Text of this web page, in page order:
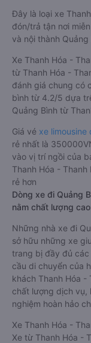
Đây là loại xe
đón/trả tận nơi
và nội thành
Xe Thanh Hóa -
từ Thanh Hóa -
đánh giá chung có
bình từ 4.2/5 dựa
Quảng Bình từ
Giá vé xe limousine
rẻ nhất là
vào vị trí ngồi của
Thanh Hóa - Thanh
rẻ hơn
Dòng xe đi Quảng
nằm chất lượng
Những nhà xe đi
sở hữu những xe
trang bị đầy đủ
cầu di chuyển của
khách Thanh Hóa -
chất lượng dịch vụ,
nghiệm hoàn hảo
Xe Thanh Hóa -
Xe từ Thanh Hóa -